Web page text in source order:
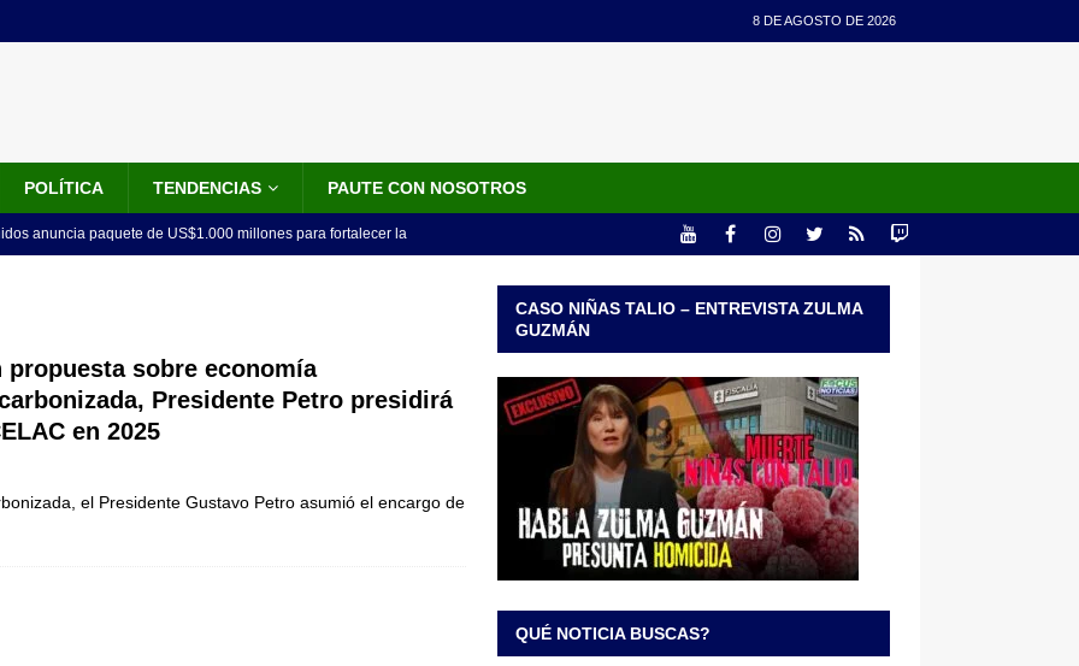
8 DE AGOSTO DE 2026
POLÍTICA TENDENCIAS PAUTE CON NOSOTROS
anuncia paquete de US$1.000 millones para fortalecer la
como presidente de Colombia JUDICIALES
la Espriella ya es presidente de Colombia: recibió la banda
LO ÚLTIMO
en el Cantón Pichincha
propuesta sobre economía
Presidente Petro presidirá
en 2025
el Presidente Gustavo Petro asumió el encargo de
CASO NIÑAS TALIO – ENTREVISTA ZULMA
GUZMÁN
QUÉ NOTICIA BUSCAS?